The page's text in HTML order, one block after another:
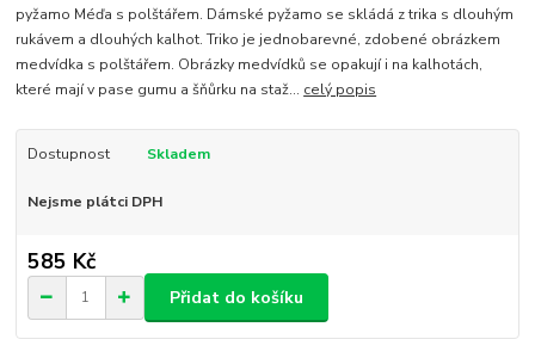
pyžamo Méďa s polštářem. Dámské pyžamo se skládá z trika s dlouhým
rukávem a dlouhých kalhot. Triko je jednobarevné, zdobené obrázkem
medvídka s polštářem. Obrázky medvídků se opakují i na kalhotách,
které mají v pase gumu a šňůrku na staž... celý popis
Dostupnost Skladem
Nejsme plátci DPH
585 Kč
Přidat do košíku